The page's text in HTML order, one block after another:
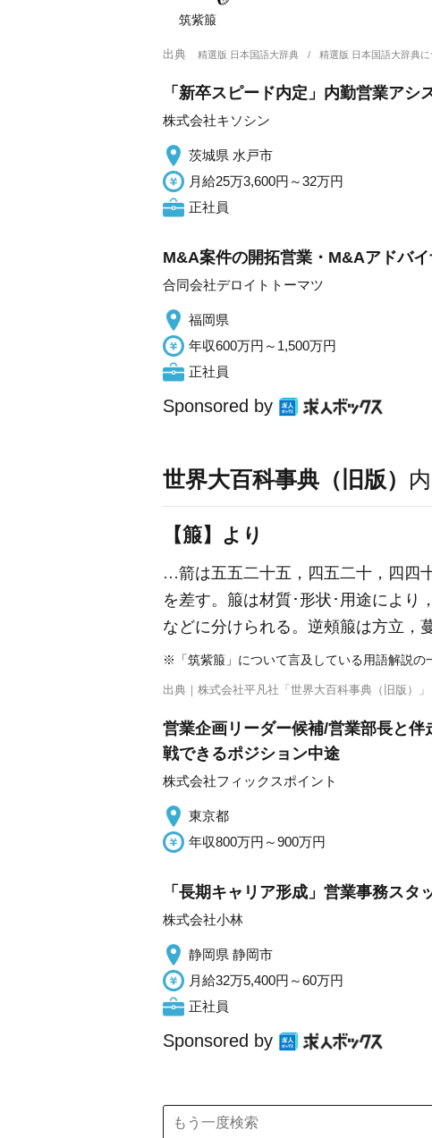
筑紫箙
出典 精選版 日本国語大辞典 精選版 日本国語大辞典
「新卒スピード内定」内勤営業ア
株式会社キソシン
茨城県 水戸市
月給25万3,600円～32万円
正社員
M&A案件の開拓営業・M&Aアドバ
合同会社デロイトトーマツ
福岡県
年収600万円～1,500万円
正社員
Sponsored by
世界大百科事典（旧版）
【箙】より
…箭は五五二十五，四五二十，四四
を差す。箙は材質･形状･用途によ
などに分けられる。逆頰箙は方立
※「筑紫箙」について言及している用語解説の
出典｜ 株式会社平凡社「世界大百科事典（旧版）」
営業企画リーダー候補/営業部長と
戦できるポジション中途
株式会社フィックスポイント
東京都
年収800万円～900万円
「長期キャリア形成」営業事務ス
株式会社小林
静岡県 静岡市
月給32万5,400円～60万円
正社員
Sponsored by